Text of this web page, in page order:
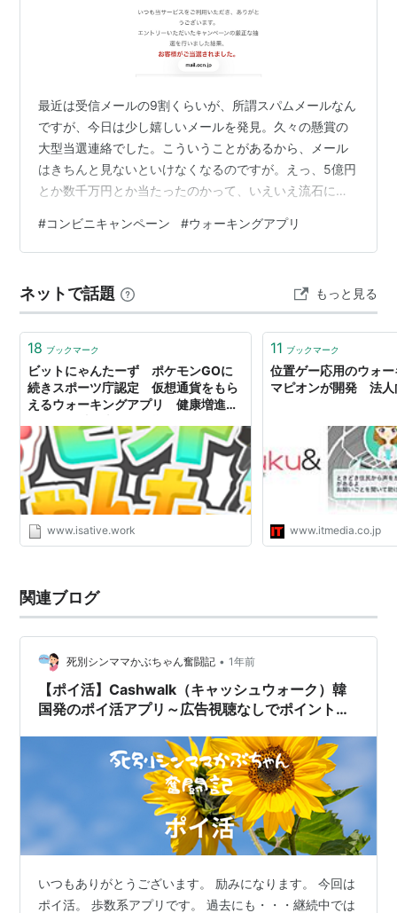
最近は受信メールの9割くらいが、所謂スパムメールなん
ですが、今日は少し嬉しいメールを発見。久々の懸賞の
大型当選連絡でした。こういうことがあるから、メール
はきちんと見ないといけなくなるのですが。えっ、5億円
とか数千万円とか当たったのかって、いえいえ流石に違
（笑）今回はこちら。 USJの1日入場券とハーゲンダッツ
の引換券。コンビニのキャンペーンやウォーキングアプ
は、３日連続4回目の当選です。コンビニやウォーキング
アプリは、基本的には利用額や歩行距離によってポイン
トが貯まる仕組が基本なんですが、時々キャン…
#コンビニキャンペーン #ウォーキングアプリ
ネットで話題 もっと見る
18 ブックマーク
ビットにゃんたーず ポケモンGOに
続きスポーツ庁認定 仮想通貨をもら
えるウォーキングアプリ 健康増進ト
リーマン お小遣い稼ぎ実践
www.isative.work
11 ブックマーク
位置ゲー応用のウォ
マピオンが開発 法人
www.itmedia.co.jp
関連ブログ
死別シンママかぶちゃん奮闘記 • 1年前
【ポイ活】Cashwalk（キャッシュウォーク）韓
国発のポイ活アプリ～広告視聴なしでポイントが
いつもありがとうございます。 励みになります。 今回は
ポイ活。 歩数系アプリです。 過去にも・・・継続中では